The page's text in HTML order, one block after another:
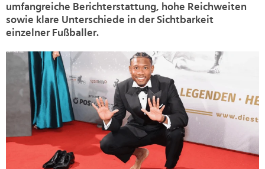
umfangreiche Berichterstattung, hohe Reichweiten
sowie klare Unterschiede in der Sichtbarkeit
einzelner Fußballer.